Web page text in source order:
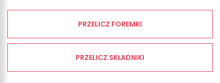
PRZELICZ FOREMKI
PRZELICZ SKŁADNIKI